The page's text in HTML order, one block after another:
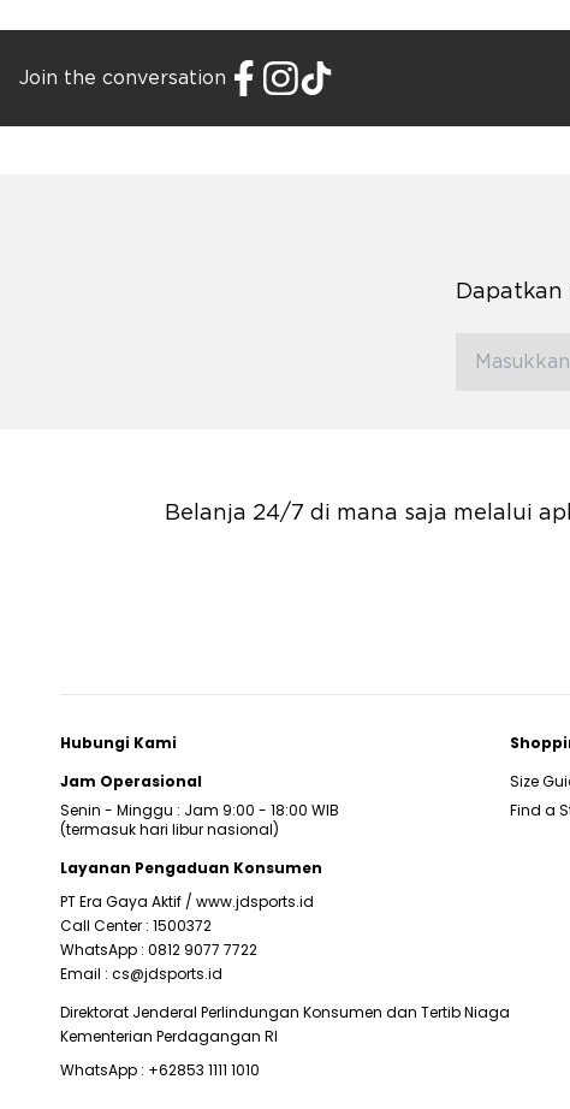
Join the conversation
Belanja 24/7 di mana saja melalui
Hubungi Kami
Jam Operasional
Senin - Minggu : Jam 9:00 - 18:00 WIB
(termasuk hari libur nasional)
Layanan Pengaduan Konsumen
PT Era Gaya Aktif / www.jdsports.id
Call Center : 1500372
WhatsApp : 0812 9077 7722
Email : cs@jdsports.id
Direktorat Jenderal Perlindungan Konsumen dan Tertib Niaga
Kementerian Perdagangan RI
WhatsApp : +62853 1111 1010
Size
Find a